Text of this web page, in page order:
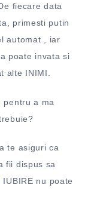
fiecare data
primesti putin
automat , iar
poate invata si
alte INIMI.
pentru a ma
te asiguri ca
fii dispus sa
nu poate